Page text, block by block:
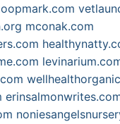
mconak.com